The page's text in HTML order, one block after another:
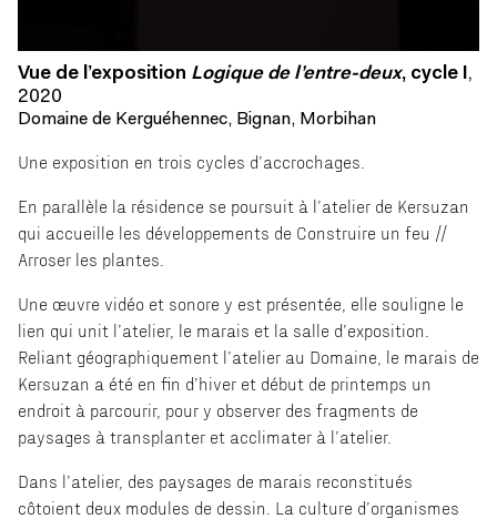
Vue de l’exposition Logique de l’entre-deux, cycle I ,
2020
Domaine de Kerguéhennec, Bignan, Morbihan
Une exposition en trois cycles d’accrochages.
En parallèle la résidence se poursuit à l’atelier de Kersuzan
qui accueille les développements de Construire un feu //
Arroser les plantes.
Une œuvre vidéo et sonore y est présentée, elle souligne le
lien qui unit l’atelier, le marais et la salle d’exposition.
Reliant géographiquement l’atelier au Domaine, le marais de
Kersuzan a été en fin d’hiver et début de printemps un
endroit à parcourir, pour y observer des fragments de
paysages à transplanter et acclimater à l’atelier.
Dans l’atelier, des paysages de marais reconstitués
côtoient deux modules de dessin. La culture d’organismes